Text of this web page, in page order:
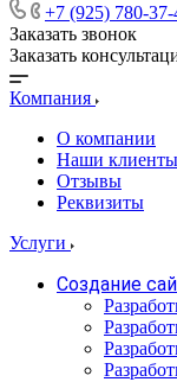
+7 (925) 780-37-
Заказать звонок
Заказать
Компания
О компании
Наши клиенты
Отзывы
Реквизиты
Услуги
Создание